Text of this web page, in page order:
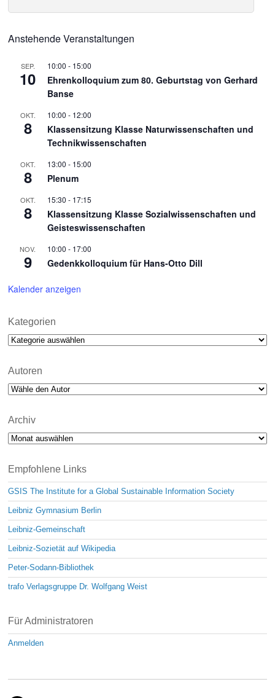
Anstehende Veranstaltungen
SEP.
10
10:00 - 15:00
Ehrenkolloquium zum 80. Geburtstag von Gerhard
Banse
OKT.
8
10:00 - 12:00
Klassensitzung Klasse Naturwissenschaften und
Technikwissenschaften
OKT.
8
13:00 - 15:00
Plenum
OKT.
8
15:30 - 17:15
Klassensitzung Klasse Sozialwissenschaften und
Geisteswissenschaften
NOV.
9
10:00 - 17:00
Gedenkkolloquium für Hans-Otto Dill
Kalender anzeigen
Kategorien
Kategorien
Autoren
Archiv
Archiv
Empfohlene Links
GSIS The Institute for a Global Sustainable Information Society
Leibniz Gymnasium Berlin
Leibniz-Gemeinschaft
Leibniz-Sozietät auf Wikipedia
Peter-Sodann-Bibliothek
trafo Verlagsgruppe Dr. Wolfgang Weist
Für Administratoren
Anmelden